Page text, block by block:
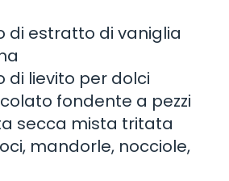
di estratto di vaniglia
di lievito per dolci
fondente a pezzi
secca mista tritata
mandorle, nocciole,